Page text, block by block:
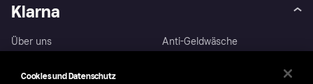
Klarna
Über uns
Anti-Geldwäsche
Cookies und Datenschutz